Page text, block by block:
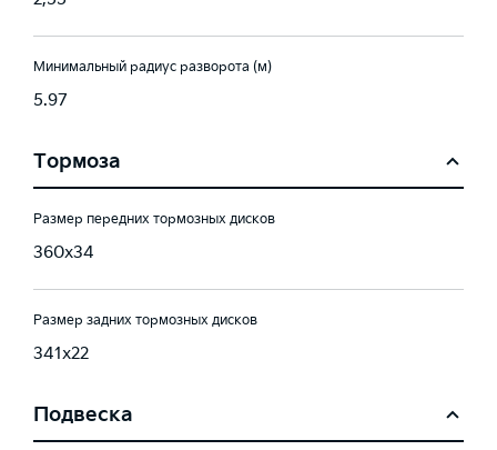
Минимальный радиус разворота (м)
5.97
Тормоза
Размер передних тормозных дисков
360x34
Размер задних тормозных дисков
341x22
Подвеска